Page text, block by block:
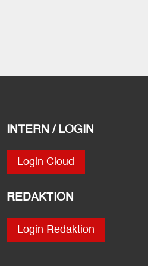
INTERN / LOGIN
Login Cloud
REDAKTION
Login Redaktion